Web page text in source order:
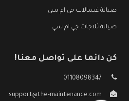
صيانة غسالات جي ام سي
صيانة ثلاجات جي ام سي
كن دائما على تواصل معنا!
01108098347
support@the-maintenance.com